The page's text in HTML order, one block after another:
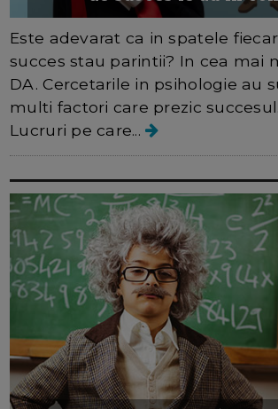
Este adevarat ca in spatele
succes stau parintii? In cea mai
DA. Cercetarile in psihologie au
multi factori care prezic succesul.
Lucruri pe care...